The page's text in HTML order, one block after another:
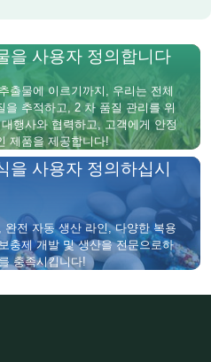
을 사용자 정의합니다
출물에 이르기까지, 우리는 전체
을 추적하고, 2 차 품질 관리를 위
행사와 협력하고, 고객에게 안정
제품을 제공합니다!
을 사용자 정의하십시
완전 자동 생산 라인, 다양한 복용
충제 개발 및 생산을 전문으로하
충족시킵니다!